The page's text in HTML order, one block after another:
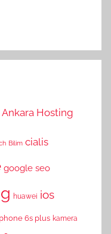
Ankara Hosting
Bilim cialis
google seo
huawei ios
6s plus kamera